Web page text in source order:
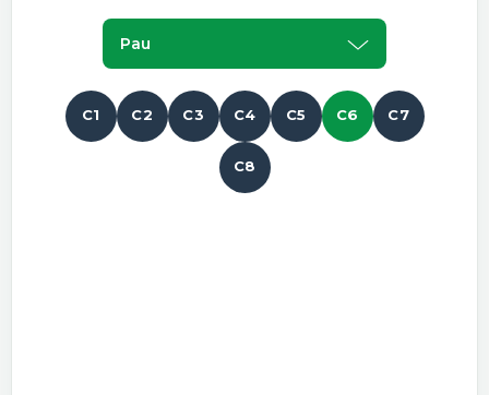
Pau
C1 C2 C3 C4 C5 C6 C7
C8